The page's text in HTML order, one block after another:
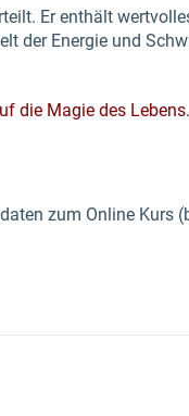
Er enthält
der Energie und
die Magie des Lebens.
zum Online Kurs